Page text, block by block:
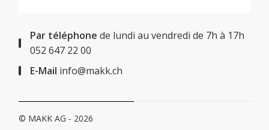
Par téléphone de lundi au vendredi de 7h à 17h
052 647 22 00
E-Mail info@makk.ch
© MAKK AG - 2026